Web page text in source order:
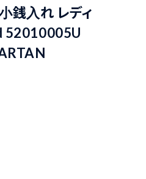
銭入れ レディ
52010005U